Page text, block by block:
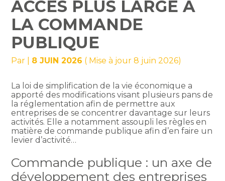
ACCÈS PLUS LARGE À
LA COMMANDE
PUBLIQUE
Par 8 JUIN 2026 ( Mise à jour 8 juin 2026)
La loi de simplification de la vie économique a
apporté des modifications visant plusieurs pans de
la réglementation afin de permettre aux
entreprises de se concentrer davantage sur leurs
activités. Elle a notamment assoupli les règles en
matière de commande publique afin d’en faire un
levier d’activité…
Commande publique : un axe de
développement des entreprises